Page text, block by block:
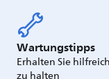
Wartungstipps
Erhalten Sie
zu halten